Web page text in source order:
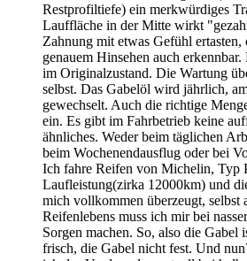
Restprofiltiefe) ein merkwürdiges
Lauffläche in der Mitte wirkt
Zahnung mit etwas Gefühl ertasten,
genauem Hinsehen auch
im Originalzustand. Die Wartung
selbst. Das Gabelöl wird jährlich,
gewechselt. Auch die richtige
ein. Es gibt im Fahrbetrieb keine
ähnliches. Weder beim täglichen
beim Wochenendausflug oder bei
Ich fahre Reifen von Michelin, Typ
Laufleistung(zirka 12000km) und
mich vollkommen überzeugt, selbst
Reifenlebens muss ich mir bei
Sorgen machen. So, also die Gabel
frisch, die Gabel nicht fest. Und